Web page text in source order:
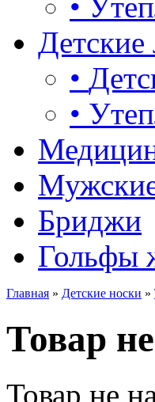
•
•
Бриджи
Гольфы
Главная » Детские носки »
Товар
Товар не